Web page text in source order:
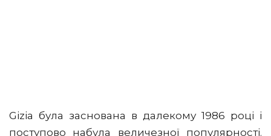
Gizia була заснована в далекому 1986 році і
поступово набула величезної популярності.